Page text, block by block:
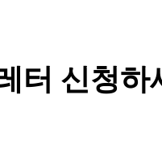
터 신청하